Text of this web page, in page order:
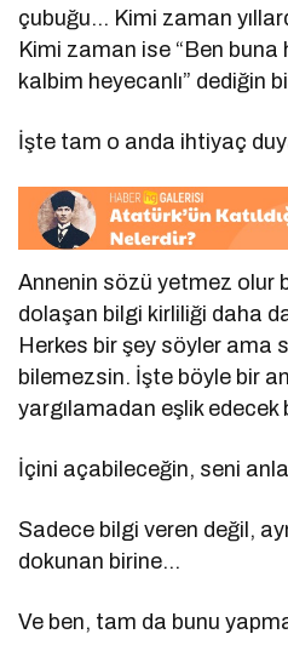
çubuğu… Kimi zaman
Kimi zaman ise “Ben buna
kalbim heyecanlı” dediğin
İşte tam o anda ihtiyaç
Annenin sözü yetmez olur
dolaşan bilgi kirliliği daha da
Herkes bir şey söyler ama
bilemezsin. İşte böyle bir
yargılamadan eşlik edecek
İçini açabileceğin, seni
Sadece bilgi veren değil,
dokunan birine…
Ve ben, tam da bunu